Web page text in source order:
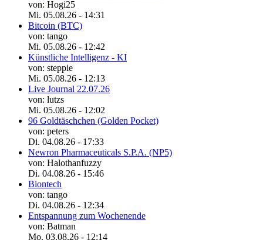
von: Hogi25
Mi. 05.08.26 - 14:31
Bitcoin (BTC)
von: tango
Mi. 05.08.26 - 12:42
Künstliche Intelligenz - KI
von: steppie
Mi. 05.08.26 - 12:13
Live Journal 22.07.26
von: lutzs
Mi. 05.08.26 - 12:02
96 Goldtäschchen (Golden Pocket)
von: peters
Di. 04.08.26 - 17:33
Newron Pharmaceuticals S.P.A. (NP5)
von: Halothanfuzzy
Di. 04.08.26 - 15:46
Biontech
von: tango
Di. 04.08.26 - 12:34
Entspannung zum Wochenende
von: Batman
Mo. 03.08.26 - 12:14